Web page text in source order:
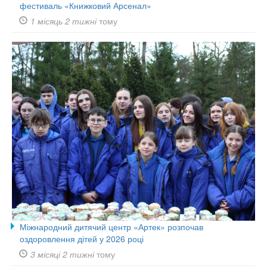
фестиваль «Книжковий Арсенал»
1 місяць 2 тижнітому
Міжнародний дитячий центр «Артек» розпочав
оздоровлення дітей у 2026 році
3 місяці 2 тижнітому